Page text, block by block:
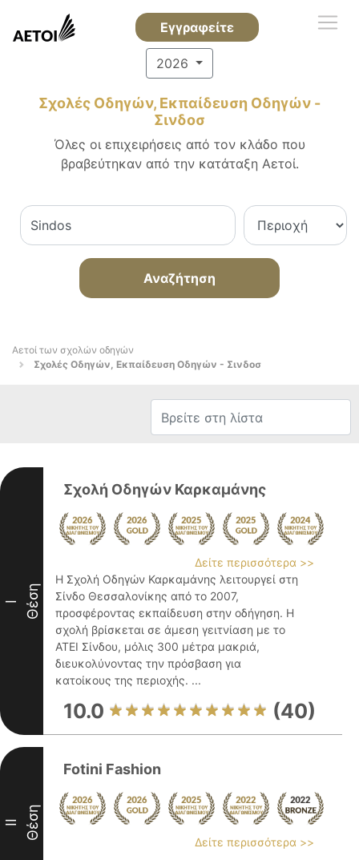
Εγγραφείτε
2026
Σχολές Οδηγών, Εκπαίδευση Οδηγών -
Σινδοσ
Όλες οι επιχειρήσεις από τον κλάδο που
βραβεύτηκαν από την κατάταξη Αετοί.
Αναζήτηση
Αετοί των σχολών οδηγών
Σχολές Οδηγών, Εκπαίδευση Οδηγών - Σινδοσ
I Θέση
Σχολή Οδηγών Καρκαμάνης
Δείτε περισσότερα >>
Η Σχολή Οδηγών Καρκαμάνης λειτουργεί στη
Σίνδο Θεσσαλονίκης από το 2007,
προσφέροντας εκπαίδευση στην οδήγηση. Η
σχολή βρίσκεται σε άμεση γειτνίαση με το
ΑΤΕΙ Σίνδου, μόλις 300 μέτρα μακριά,
διευκολύνοντας την πρόσβαση για
κατοίκους της περιοχής. ...
10.0 (40)
II Θέση
Fotini Fashion
Δείτε περισσότερα >>